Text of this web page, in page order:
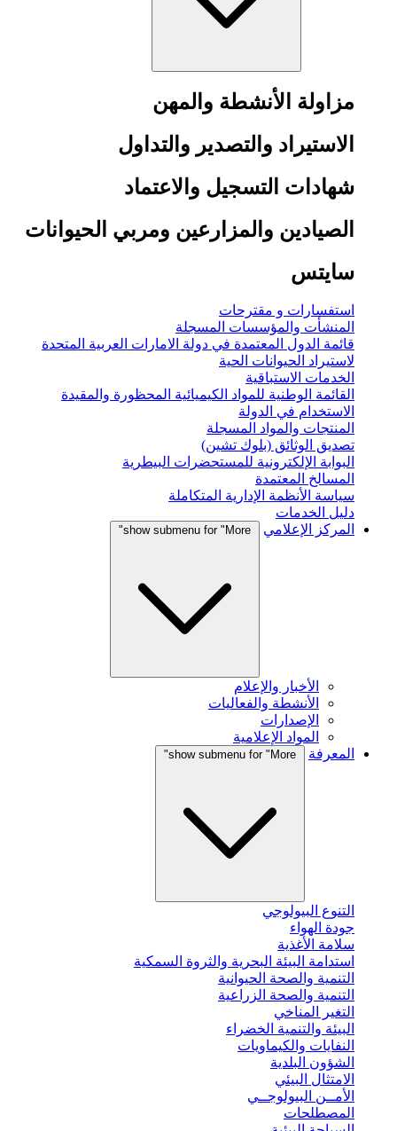
مزاولة الأنشطة والمهن
الاستيراد والتصدير والتداول
شهادات التسجيل والاعتماد
الصيادين والمزارعين ومربي الحيوانات
سايتس
استفسارات و مقترحات
المنشأت والمؤسسات المسجلة
قائمة الدول المعتمدة في دولة الامارات العربية المتحدة
لاستيراد الحيوانات الحية
الخدمات الاستباقية
القائمة الوطنية للمواد الكيميائية المحظورة والمقيدة
الاستخدام في الدولة
المنتجات والمواد المسجلة
تصديق الوثائق (بلوك تشين)
البوابة الإلكترونية للمستحضرات البيطرية
المسالخ المعتمدة
سياسة الأنظمة الإدارية المتكاملة
دليل الخدمات
المركز الإعلامي
show submenu for "More"
الأخبار والإعلام
الأنشطة والفعاليات
الإصدارات
المواد الإعلامية
المعرفة
show submenu for "More"
التنوع البيولوجي
جودة الهواء
سلامة الأغذية
استدامة البيئة البحرية والثروة السمكية
التنمية والصحة الحيوانية
التنمية والصحة الزراعية
التغير المناخي
البيئة والتنمية الخضراء
النفايات والكيماويات
الشؤون البلدية
الامتثال البيئي
الأمــن البيولوجــي
المصطلحات